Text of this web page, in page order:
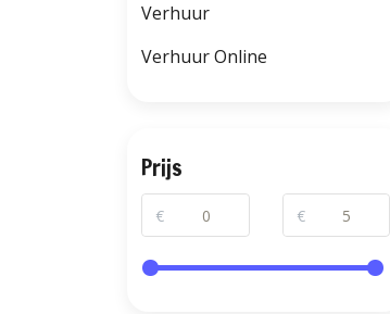
Verhuur
Verhuur Online
Prijs
€ €